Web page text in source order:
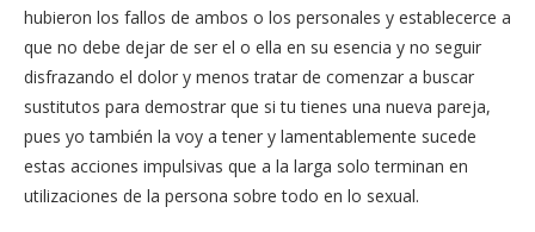
hubieron los fallos de ambos o los personales y establecerce a
que no debe dejar de ser el o ella en su esencia y no seguir
disfrazando el dolor y menos tratar de comenzar a buscar
sustitutos para demostrar que si tu tienes una nueva pareja,
pues yo también la voy a tener y lamentablemente sucede
estas acciones impulsivas que a la larga solo terminan en
utilizaciones de la persona sobre todo en lo sexual.